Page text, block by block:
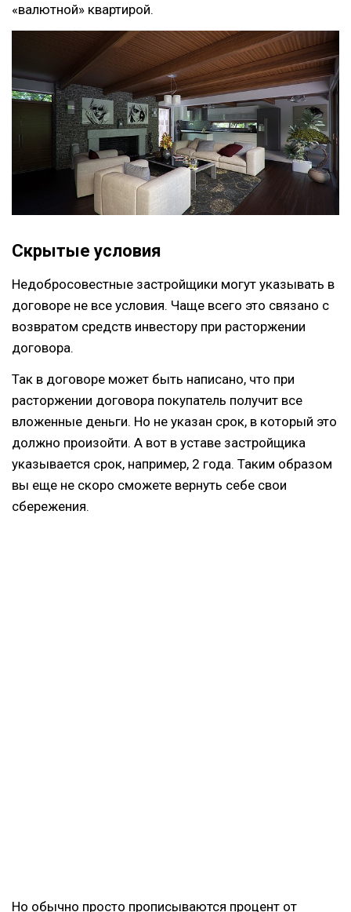
«валютной» квартирой.
Скрытые условия
Недобросовестные застройщики могут указывать в
договоре не все условия. Чаще всего это связано с
возвратом средств инвестору при расторжении
договора.
Так в договоре может быть написано, что при
расторжении договора покупатель получит все
вложенные деньги. Но не указан срок, в который это
должно произойти. А вот в уставе застройщика
указывается срок, например, 2 года. Таким образом
вы еще не скоро сможете вернуть себе свои
сбережения.
Но обычно просто прописываются процент от